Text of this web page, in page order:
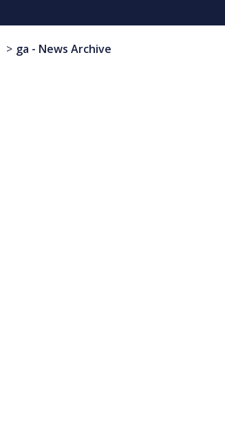
ga - News Archive